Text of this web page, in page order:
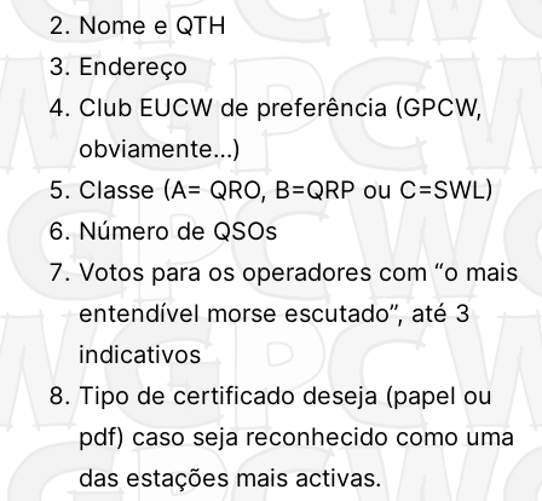
Nome e QTH
Endereço
Club EUCW de preferência (GPCW,
obviamente…)
Classe (A= QRO, B=QRP ou C=SWL)
Número de QSOs
Votos para os operadores com “o mais
entendível morse escutado”, até 3
indicativos
Tipo de certificado deseja (papel ou
pdf) caso seja reconhecido como uma
das estações mais activas.